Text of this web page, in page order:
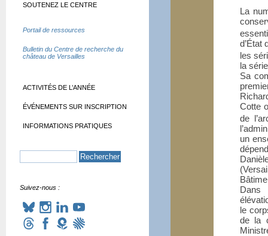
La
d’État
les
la
Sa
Cotte
de
un
Dans
le
de la
SOUTENEZ LE CENTRE
Portail de ressources
Bulletin du Centre de recherche du
château de Versailles
ACTIVITÉS DE L’ANNÉE
ÉVÉNEMENTS SUR INSCRIPTION
INFORMATIONS PRATIQUES
Suivez-nous :